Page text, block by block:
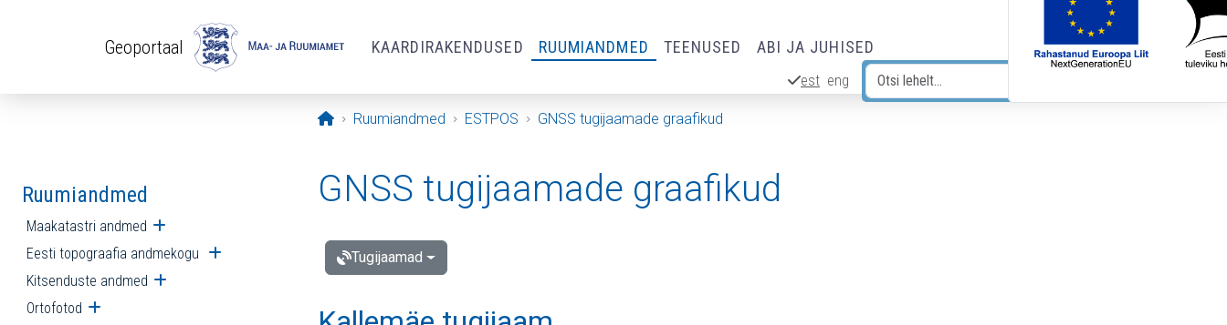
Geoportaal KAARDIRAKENDUSED RUUMIANDMED TEENUSED ABI JA JUHISED
est eng
Avaleht
Ruumiandmed ESTPOS GNSS tugijaamade graafikud
Ruumiandmed
Maakatastri andmed Ava alammenüü
Eesti topograafia andmekogu Ava alammenüü
Kitsenduste andmed Ava alammenüü
Ortofotod Ava alammenüü
GNSS tugijaamade graafikud
Tugijaamad